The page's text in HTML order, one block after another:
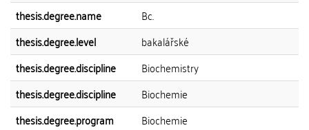
thesis.degree.name
Bc.
thesis.degree.level
bakalářské
thesis.degree.discipline
Biochemistry
thesis.degree.discipline
Biochemie
thesis.degree.program
Biochemie